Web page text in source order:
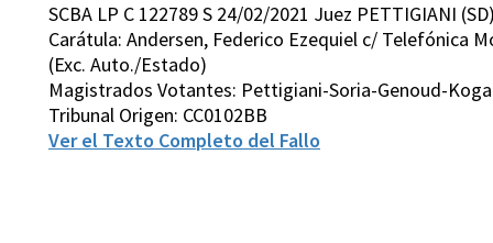
SCBA LP C 122789 S 24/02/2021 Juez PETTIGIANI
Carátula: Andersen, Federico Ezequiel c/ Telefónica
(Exc. Auto./Estado)
Magistrados Votantes: Pettigiani-Soria-Genoud-
Tribunal Origen: CC0102BB
Ver el Texto Completo del Fallo